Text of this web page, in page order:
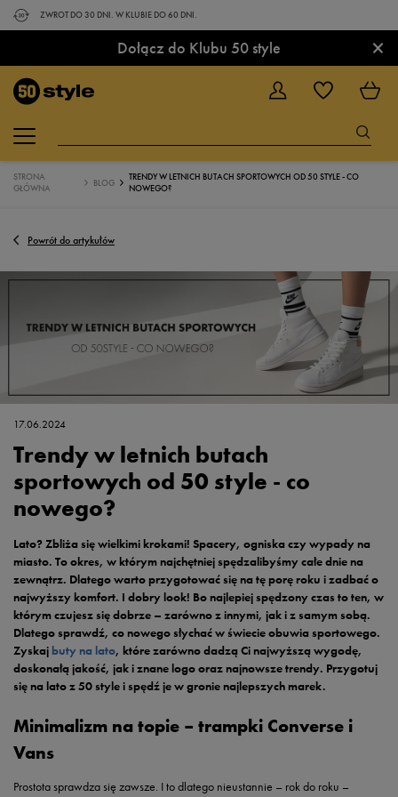
ZWROT DO 30 DNI. W KLUBIE DO 60 DNI.
Dołącz do Klubu 50 style ×
STRONA
GŁÓWNA
BLOG
TRENDY W LETNICH BUTACH SPORTOWYCH OD 50 STYLE - CO
NOWEGO?
Powrót do artykułów
17.06.2024
Trendy w letnich butach
sportowych od 50 style - co
nowego?
Lato? Zbliża się wielkimi krokami! Spacery, ogniska czy wypady na
miasto. To okres, w którym najchętniej spędzalibyśmy całe dnie na
zewnątrz. Dlatego warto przygotować się na tę porę roku i zadbać o
najwyższy komfort. I dobry look! Bo najlepiej spędzony czas to ten, w
którym czujesz się dobrze – zarówno z innymi, jak i z samym sobą.
Dlatego sprawdź, co nowego słychać w świecie obuwia sportowego.
Zyskaj buty na lato, które zarówno dadzą Ci najwyższą wygodę,
doskonałą jakość, jak i znane logo oraz najnowsze trendy. Przygotuj
się na lato z 50 style i spędź je w gronie najlepszych marek.
Minimalizm na topie – trampki Converse i
Vans
Prostota sprawdza się zawsze. I to dlatego nieustannie – rok do roku –